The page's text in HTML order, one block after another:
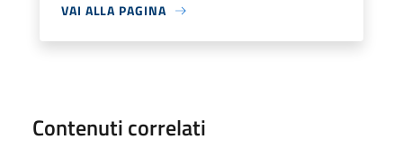
VAI ALLA PAGINA
Contenuti correlati